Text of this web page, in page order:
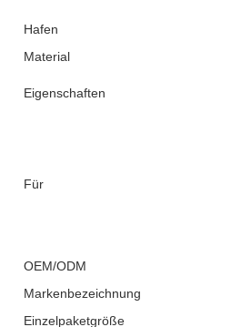
Hafen
Material
Eigenschaften
Für
OEM/ODM
Markenbezeichnung
Einzelpaketgröße